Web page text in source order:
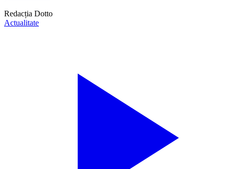
Redacția Dotto
Actualitate